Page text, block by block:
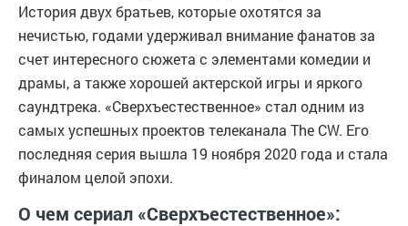
История двух братьев, которые охотятся за
нечистью, годами удерживал внимание фанатов за
счет интересного сюжета с элементами комедии и
драмы, а также хорошей актерской игры и яркого
саундтрека. «Сверхъестественное» стал одним из
самых успешных проектов телеканала The CW. Его
последняя серия вышла 19 ноября 2020 года и стала
финалом целой эпохи.
О чем сериал «Сверхъестественное»: